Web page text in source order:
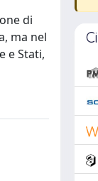
di
ma nel
e Stati,